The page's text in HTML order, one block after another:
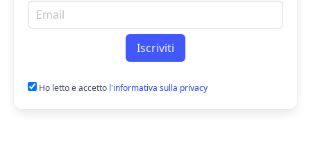
Email per newsletter
Iscriviti
Ho letto e accetto l'informativa sulla privacy